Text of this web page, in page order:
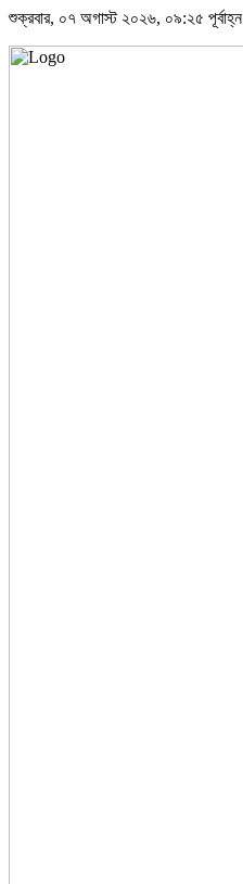
শুক্রবার, ০৭ অগাস্ট ২০২৬, ০৯:২৫ পূর্বাহ্ন